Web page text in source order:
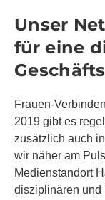
Unser
für eine
Frauen-
2019 gibt es
zusätzlich auch
wir näher am
Medienstandort
disziplinären und